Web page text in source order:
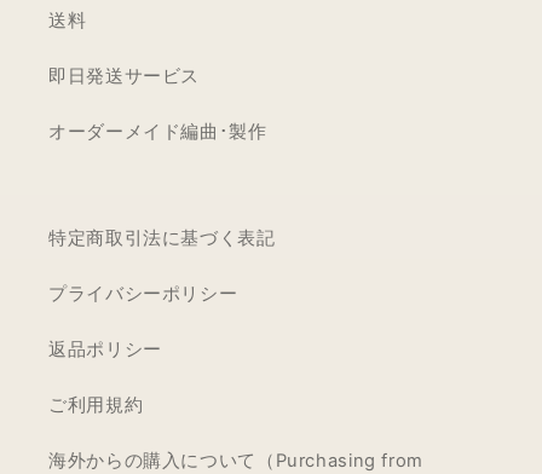
送料
即日発送サービス
オーダーメイド編曲･製作
特定商取引法に基づく表記
プライバシーポリシー
返品ポリシー
ご利用規約
海外からの購入について（Purchasing from